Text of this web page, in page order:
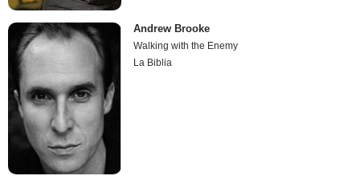
Andrew Brooke
Walking with the Enemy
La Biblia